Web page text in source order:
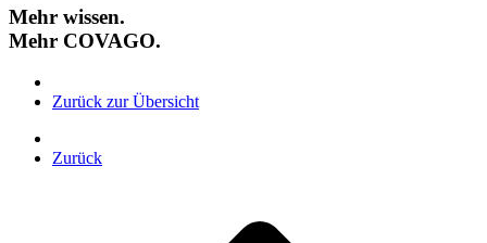
Mehr wissen.
Mehr COVAGO.
Zurück zur Übersicht
Zurück